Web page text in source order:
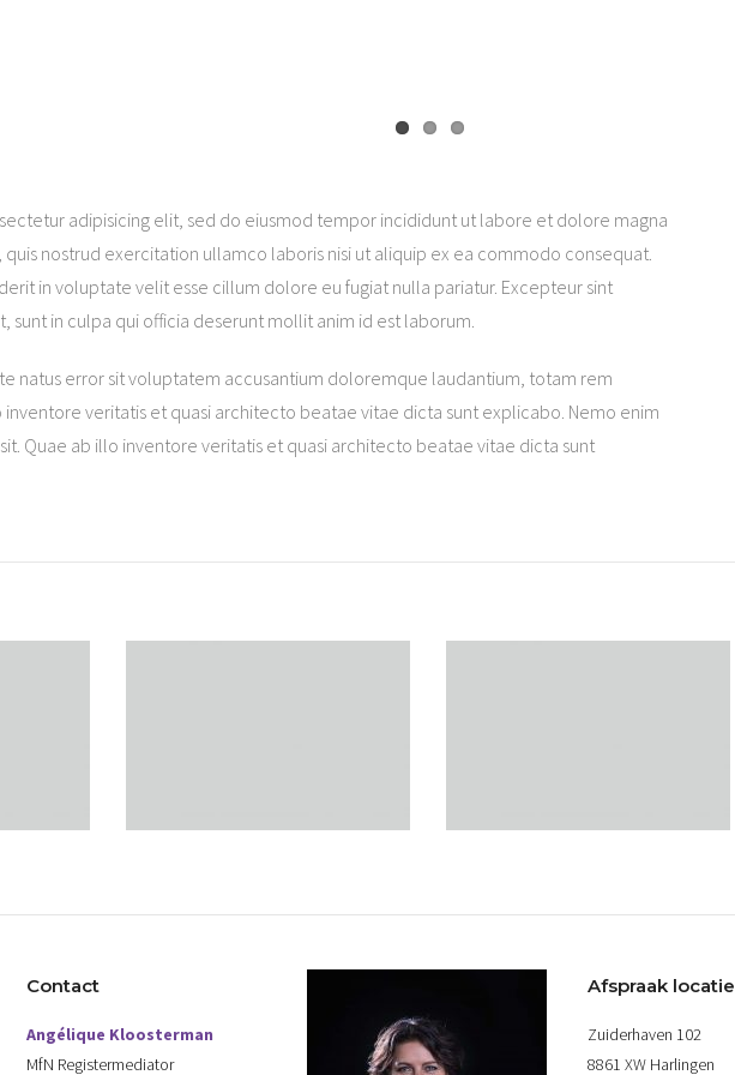
adipisicing elit, sed do eiusmod tempor incididunt ut labore et dolore magna
quis nostrud exercitation ullamco laboris nisi ut aliquip ex ea commodo consequat.
in voluptate velit esse cillum dolore eu fugiat nulla pariatur. Excepteur sint
in culpa qui officia deserunt mollit anim id est laborum.
natus error sit voluptatem accusantium doloremque laudantium, totam rem
veritatis et quasi architecto beatae vitae dicta sunt explicabo. Nemo enim
Quae ab illo inventore veritatis et quasi architecto beatae vitae dicta sunt
Contact
Angélique Kloosterman
MfN Registermediator
Afspraak locatie
Zuiderhaven 102
8861 XW Harlingen